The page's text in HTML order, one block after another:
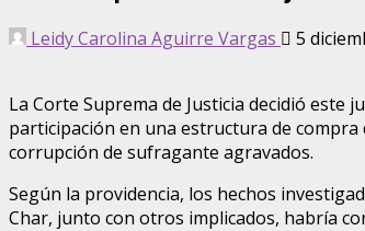
Leidy Carolina Aguirre Vargas 5
La Corte Suprema de Justicia decidió este
participación en una estructura de compra
corrupción de sufragante agravados.
Según la providencia, los hechos
Char, junto con otros implicados, habría